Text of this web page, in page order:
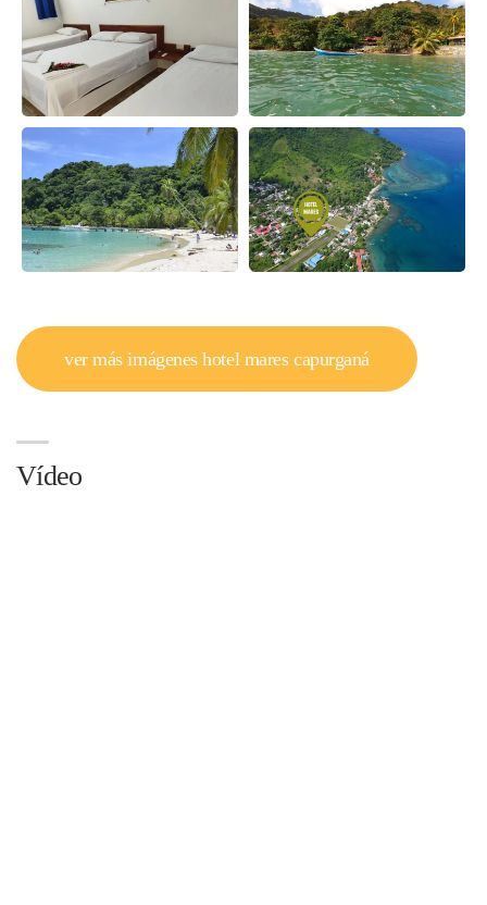
ver más imágenes hotel mares capurganá
Vídeo